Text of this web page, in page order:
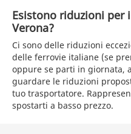
Esistono riduzioni per
Verona?
Ci sono delle riduzioni
delle ferrovie italiane (se
oppure se parti in giornata,
guardare le riduzioni
tuo trasportatore.
spostarti a basso prezzo.